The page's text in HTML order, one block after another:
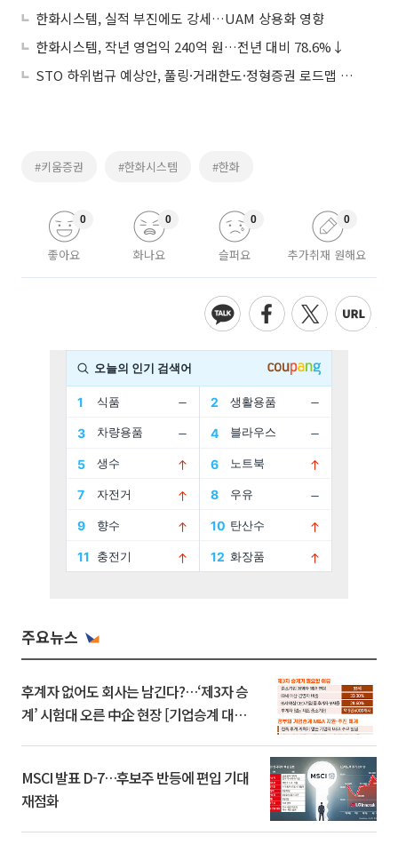
한화시스템, 실적 부진에도 강세…UAM 상용화 영향
한화시스템, 작년 영업익 240억 원…전년 대비 78.6%↓
STO 하위법규 예상안, 풀링·거래한도·정형증권 로드맵 제시
#키움증권 #한화시스템 #한화
좋아요
0
화나요
0
슬퍼요
0
추가취재 원해요
0
주요뉴스
후계자 없어도 회사는 남긴다?…‘제3자 승
계’ 시험대 오른 中企 현장 [기업승계 대전
MSCI 발표 D-7…후보주 반등에 편입 기대
재점화